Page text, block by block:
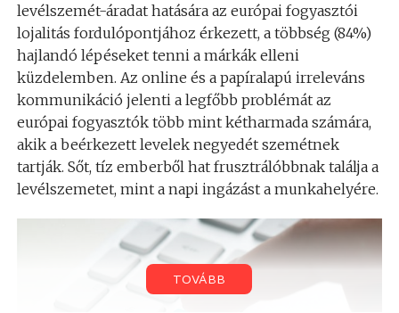
levélszemét-áradat hatására az európai fogyasztói
lojalitás fordulópontjához érkezett, a többség (84%)
hajlandó lépéseket tenni a márkák elleni
küzdelemben. Az online és a papíralapú irreleváns
kommunikáció jelenti a legfőbb problémát az
európai fogyasztók több mint kétharmada számára,
akik a beérkezett levelek negyedét szemétnek
tartják. Sőt, tíz emberből hat frusztrálóbbnak találja a
levélszemetet, mint a napi ingázást a munkahelyére.
TOVÁBB